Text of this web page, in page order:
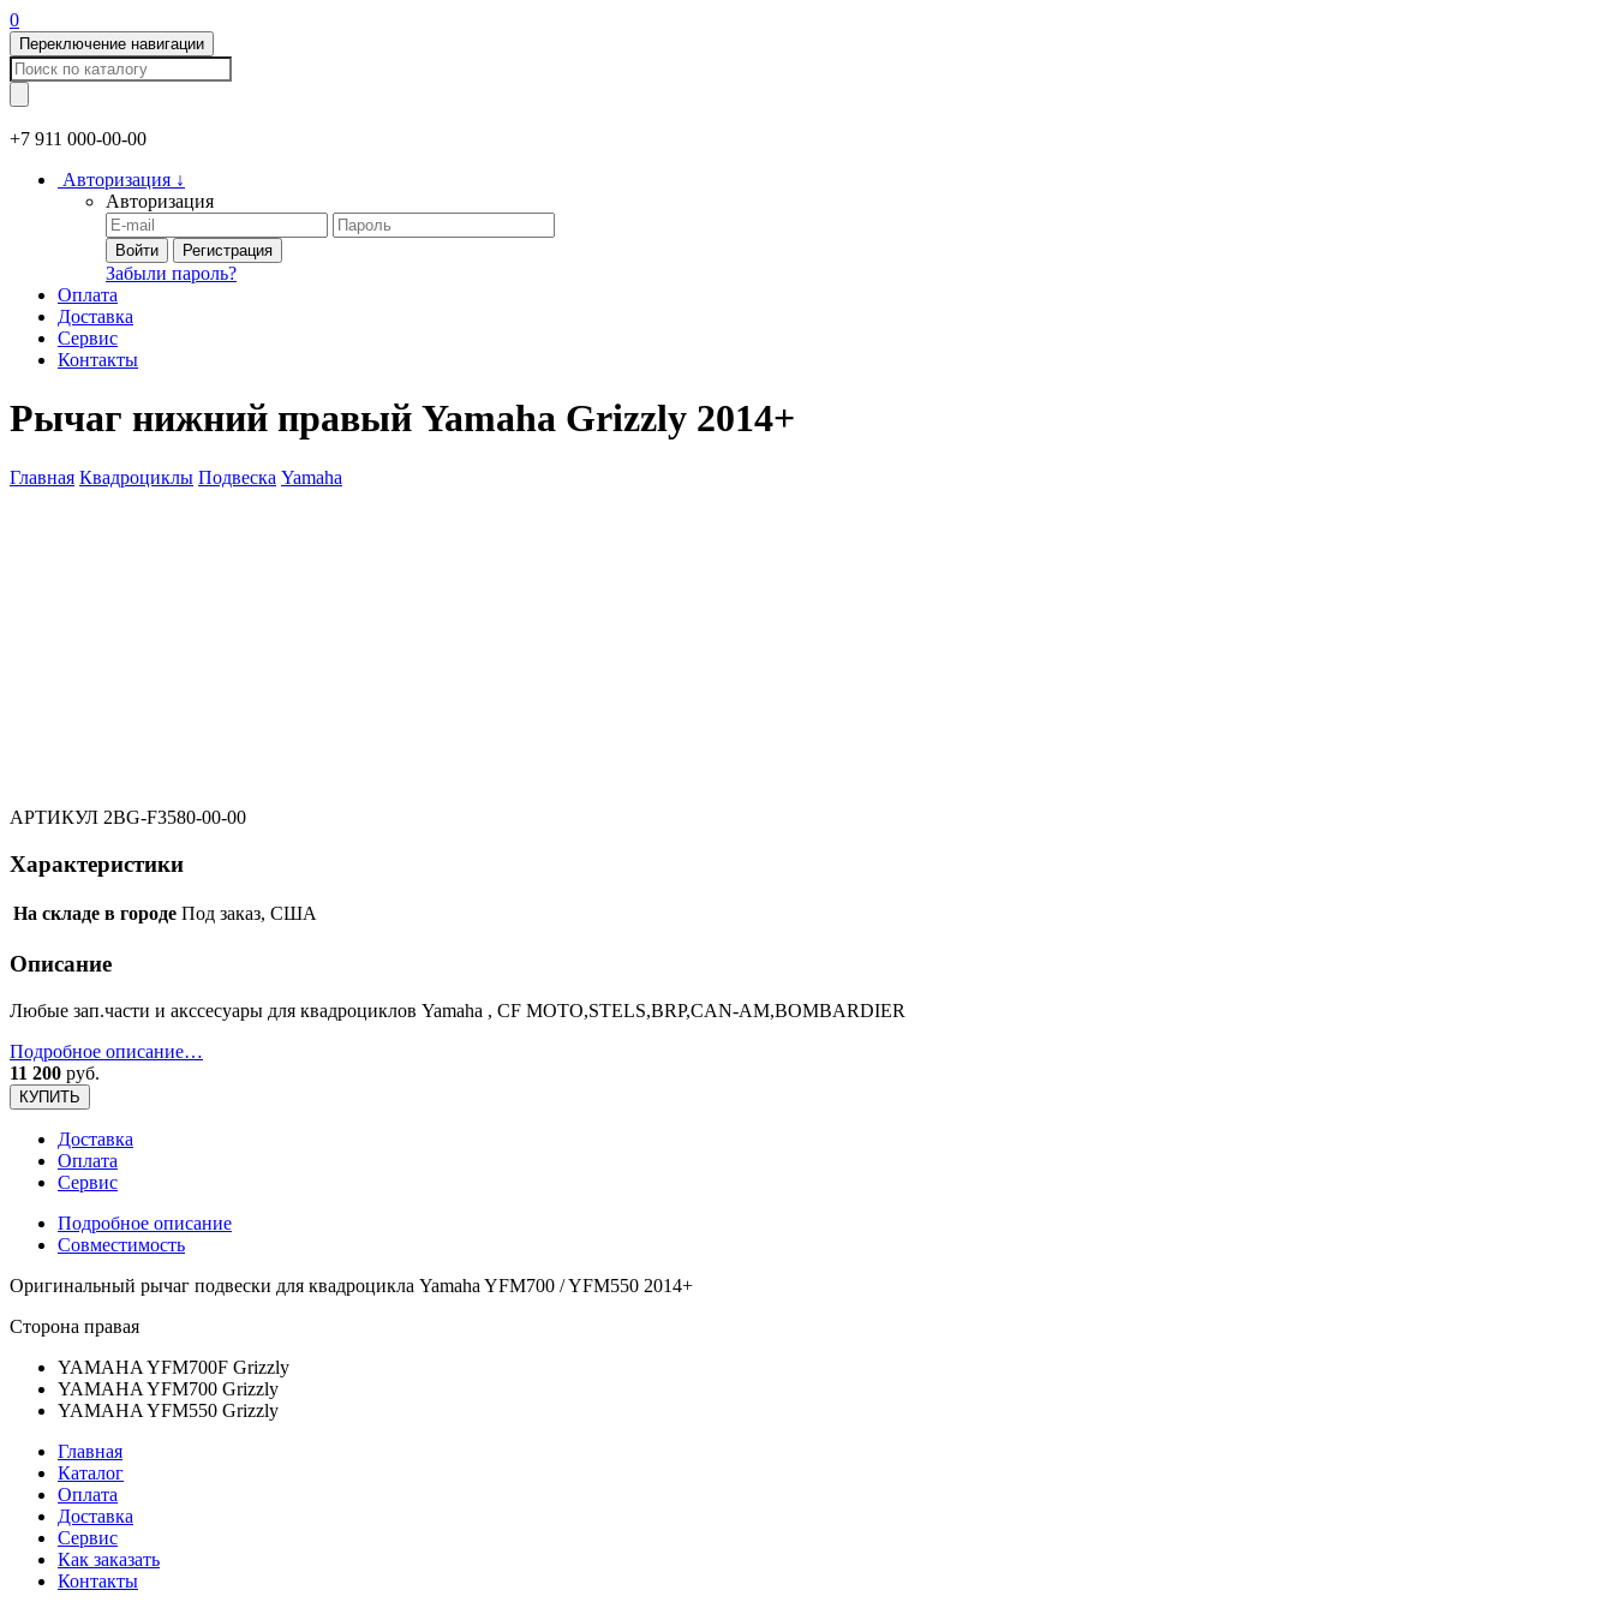
0
Переключение навигации
+7 911 000-00-00
Авторизация ↓
Авторизация
Войти Регистрация
Забыли пароль?
Оплата
Доставка
Сервис
Контакты
Рычаг нижний правый Yamaha Grizzly 2014+
Главная Квадроциклы Подвеска Yamaha
АРТИКУЛ 2BG-F3580-00-00
Характеристики
На складе в городе Под заказ, США
Описание
Любые зап.части и акссесуары для квадроциклов Yamaha , CF MOTO,STELS,BRP,CAN-AM,BOMBARDIER
Подробное описание…
11 200 руб.
КУПИТЬ
Доставка
Оплата
Сервис
Подробное описание
Совместимость
Оригинальный рычаг подвески для квадроцикла Yamaha YFM700 / YFM550 2014+
Сторона правая
YAMAHA YFM700F Grizzly
YAMAHA YFM700 Grizzly
YAMAHA YFM550 Grizzly
Главная
Каталог
Оплата
Доставка
Сервис
Как заказать
Контакты